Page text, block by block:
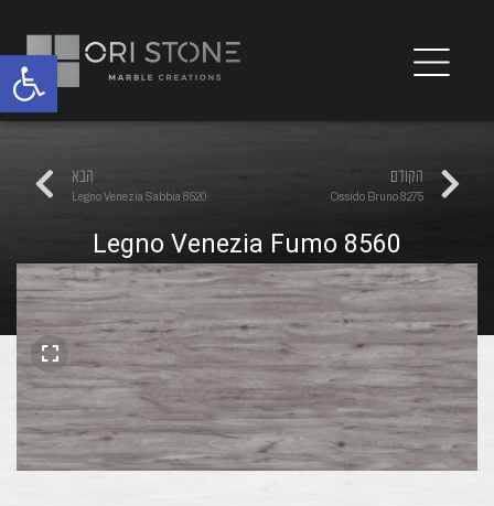
הקודם
Ossido Bruno 8275
הבא
Legno Venezia Sabbia 8520
Legno Venezia Fumo 8560